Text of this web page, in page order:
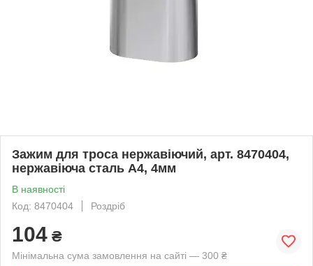
Зажим для троса нержавіючий, арт. 8470404,
нержавіюча сталь А4, 4мм
В наявності
Код: 8470404
Роздріб
104 ₴
Мінімальна сума замовлення на сайті — 300 ₴